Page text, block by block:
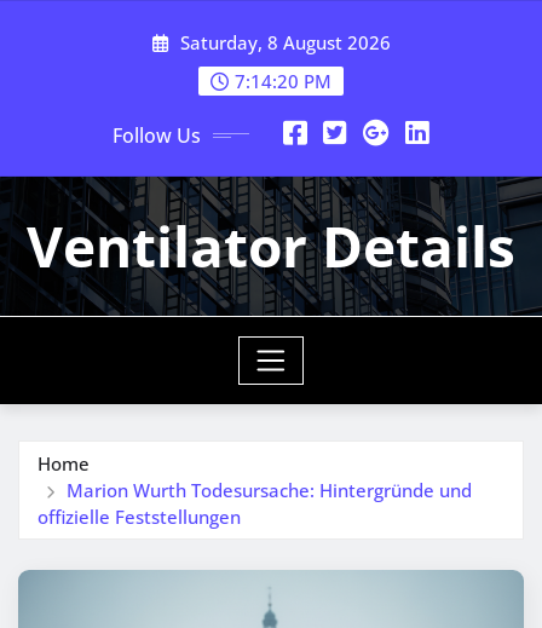
Saturday, 8 August 2026
7:14:21 PM
Follow Us
Ventilator Details
Home
Marion Wurth Todesursache: Hintergründe und
offizielle Feststellungen